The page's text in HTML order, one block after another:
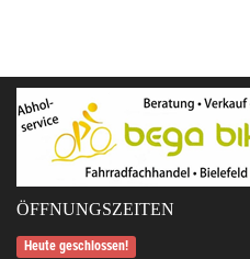
ÖFFNUNGSZEITEN
Heute geschlossen!